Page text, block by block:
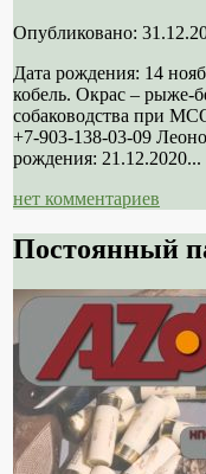
Опубликовано:
Дата рождения: 14
кобель. Окрас – рыже-
собаководства при
+7-903-138-03-09
рождения: 21.12.2020...
нет комментариев
Постоянный